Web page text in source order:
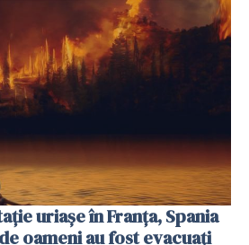
uriașe în Franța, Spania
oameni au fost evacuați